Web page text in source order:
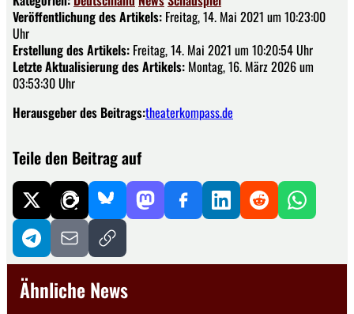
Veröffentlichung des Artikels: Freitag, 14. Mai 2021 um 10:23:00
Uhr
Erstellung des Artikels: Freitag, 14. Mai 2021 um 10:20:54 Uhr
Letzte Aktualisierung des Artikels: Montag, 16. März 2026 um
03:53:30 Uhr
Herausgeber des Beitrags:theaterkompass.de
Teile den Beitrag auf
Ähnliche News